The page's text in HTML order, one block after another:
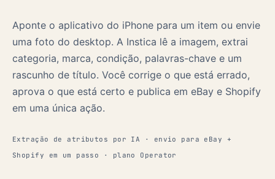
Aponte o aplicativo do iPhone para um item ou envie
uma foto do desktop. A Instica lê a imagem, extrai
categoria, marca, condição, palavras-chave e um
rascunho de título. Você corrige o que está errado,
aprova o que está certo e publica em eBay e Shopify
em uma única ação.
Extração de atributos por IA · envio para eBay +
Shopify em um passo · plano Operator